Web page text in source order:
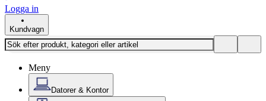
Logga in
Kundvagn
Meny
Datorer & Kontor